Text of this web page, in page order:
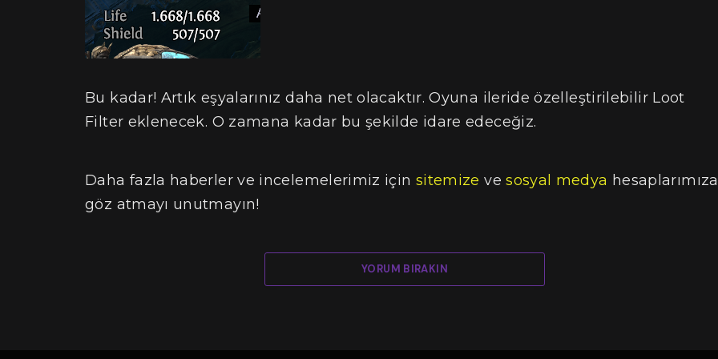
Bu kadar! Artık eşyalarınız daha net olacaktır. Oyuna ileride özelleştirilebilir Loot
Filter eklenecek. O zamana kadar bu şekilde idare edeceğiz.
Daha fazla haberler ve incelemelerimiz için sitemize vesosyal medya hesaplarımıza
göz atmayı unutmayın!
YORUM BIRAKIN